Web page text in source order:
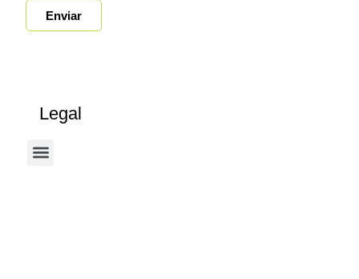
Enviar
Legal